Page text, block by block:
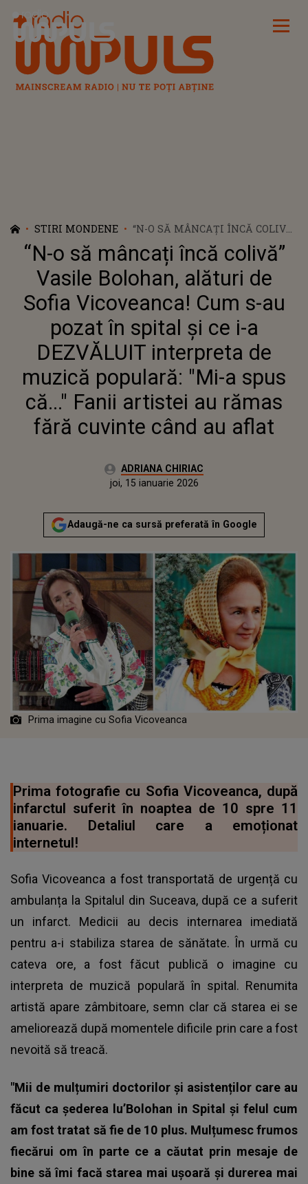
Radio Impuls
STIRI MONDENE
“N-O SĂ MÂNCAȚI ÎNCĂ COLIVĂ”
VASILE BOLOHAN, ALĂTURI DE
SOFIA VICOVEANCA! CUM S-AU
POZAT ÎN SPITAL ȘI CE I-A
DEZVĂLUIT INTERPRETA DE
MUZICĂ POPULARĂ: "MI-A
RĂMAS FĂRĂ CUVINTE CÂND
AU AFLAT
“N-o să mâncați încă colivă”
Vasile Bolohan, alături de
Sofia Vicoveanca! Cum s-au
pozat în spital și ce i-a
DEZVĂLUIT interpreta de
muzică populară: "Mi-a spus
că..." Fanii artistei au rămas
fără cuvinte când au aflat
Autor:ADRIANA CHIRIAC
Actualizat:
joi, 15 ianuarie 2026
Adaugă-ne ca sursă preferată în Google
Prima imagine cu Sofia Vicoveanca
Prima fotografie cu Sofia Vicoveanca, după
infarctul suferit în noaptea de 10 spre 11
ianuarie. Detaliul care a emoționat
internetul!
Sofia Vicoveanca a fost transportată de urgență cu
ambulanța la Spitalul din Suceava, după ce a suferit
un infarct. Medicii au decis internarea imediată
pentru a-i stabiliza starea de sănătate. În urmă cu
cateva ore, a fost făcut publică o imagine cu
interpreta de muzică populară în spital. Renumita
artistă apare zâmbitoare, semn clar că starea ei se
ameliorează după momentele dificile prin care a fost
nevoită să treacă.
"Mii de mulțumiri doctorilor şi asistenților care au
făcut ca șederea lu’Bolohan in Spital și felul cum
am fost tratat să fie de 10 plus. Mulțumesc frumos
fiecărui om în parte ce a căutat prin mesaje de
bine să îmi facă starea mai ușoară și durerea mai